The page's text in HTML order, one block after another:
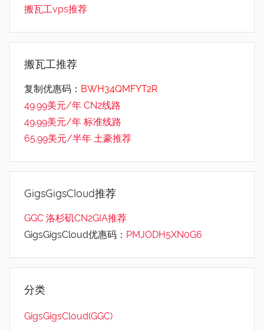
搬瓦工vps推荐
搬瓦工推荐
复制优惠码： BWH34QMFYT2R
49.99美元/年 CN2线路
49.99美元/年 标准线路
65.99美元/半年 土豪推荐
GigsGigsCloud推荐
GGC 洛杉矶CN2GIA推荐
GigsGigsCloud优惠码： PMJODH5XN0G6
分类
GigsGigsCloud(GGC)